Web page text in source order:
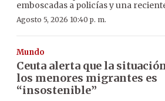
emboscadas a policías y una
Agosto 5, 2026 10:40 p. m.
Mundo
Ceuta alerta que la
los menores migrantes es
“insostenible”